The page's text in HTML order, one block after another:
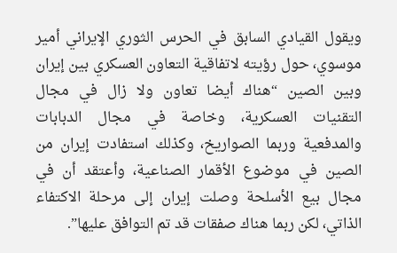
ويقول القيادي السابق في الحرس الثوري الإيراني أمير
موسوي، حول رؤيته لاتفاقية التعاون العسكري بين إيران
وبين الصين “هناك أيضا تعاون ولا زال في مجال
التقنيات العسكرية، وخاصة في مجال الدبابات
والمدفعية وربما الصواريخ، وكذلك استفادت إيران من
الصين في موضوع الأقمار الصناعية، وأعتقد أن في
مجال بيع الأسلحة وصلت إيران إلى مرحلة الاكتفاء
الذاتي، لكن ربما هناك صفقات قد تم التوافق عليها”.